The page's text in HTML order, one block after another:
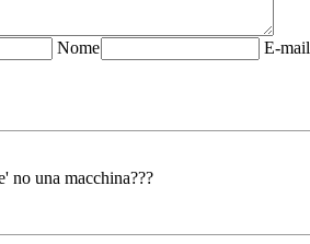
Nome E-mail
no una macchina???